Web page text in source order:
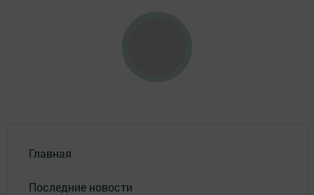
Главная
Последние новости